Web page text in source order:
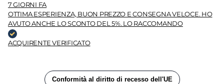
7 GIORNI FA
OTTIMA ESPERIENZA, BUON PREZZO E CONSEGNA VELOCE. HO
AVUTO ANCHE LO SCONTO DEL 5%. LO RACCOMANDO
ACQUIRENTE VERIFICATO